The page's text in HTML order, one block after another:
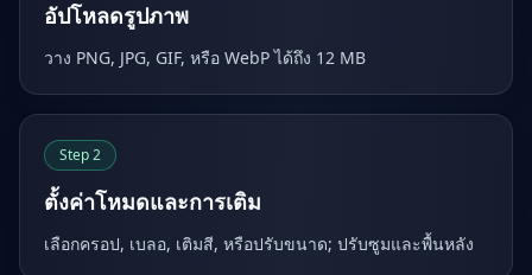
อัปโหลดรูปภาพ
วาง PNG, JPG, GIF, หรือ WebP ได้ถึง 12 MB
Step2
ตั้งค่าโหมดและการเติม
เลือกครอป, เบลอ, เติมสี, หรือปรับขนาด; ปรับซูมและพื้นหลัง